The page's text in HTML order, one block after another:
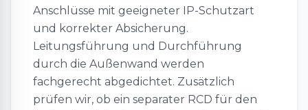
Anschlüsse mit geeigneter IP-Schutzart
und korrekter Absicherung.
Leitungsführung und Durchführung
durch die Außenwand werden
fachgerecht abgedichtet. Zusätzlich
prüfen wir, ob ein separater RCD für den